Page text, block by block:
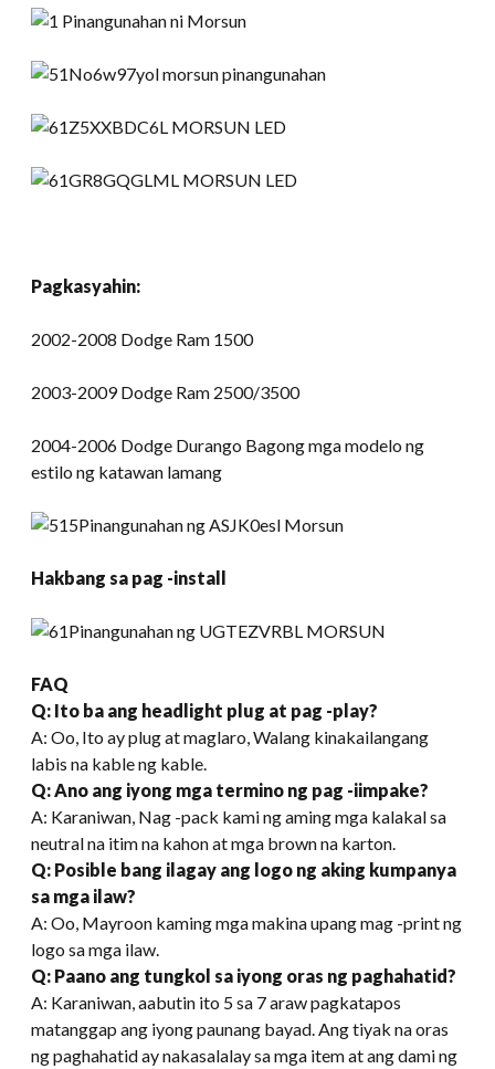
Pagkasyahin:
2002-2008 Dodge Ram 1500
2003-2009 Dodge Ram 2500/3500
2004-2006 Dodge Durango Bagong mga modelo ng
estilo ng katawan lamang
Hakbang sa pag -install
FAQ
Q: Ito ba ang headlight plug at pag -play?
A: Oo, Ito ay plug at maglaro, Walang kinakailangang
labis na kable ng kable.
Q: Ano ang iyong mga termino ng pag -iimpake?
A: Karaniwan, Nag -pack kami ng aming mga kalakal sa
neutral na itim na kahon at mga brown na karton.
Q: Posible bang ilagay ang logo ng aking kumpanya
sa mga ilaw?
A: Oo, Mayroon kaming mga makina upang mag -print ng
logo sa mga ilaw.
Q: Paano ang tungkol sa iyong oras ng paghahatid?
A: Karaniwan, aabutin ito 5 sa 7 araw pagkatapos
matanggap ang iyong paunang bayad. Ang tiyak na oras
ng paghahatid ay nakasalalay sa mga item at ang dami ng